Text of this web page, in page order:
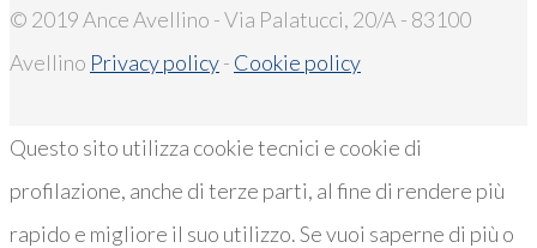
© 2019 Ance Avellino - Via Palatucci, 20/A - 83100
Avellino Privacy policy- Cookie policy
Questo sito utilizza cookie tecnici e cookie di
profilazione, anche di terze parti, al fine di rendere più
rapido e migliore il suo utilizzo. Se vuoi saperne di più o